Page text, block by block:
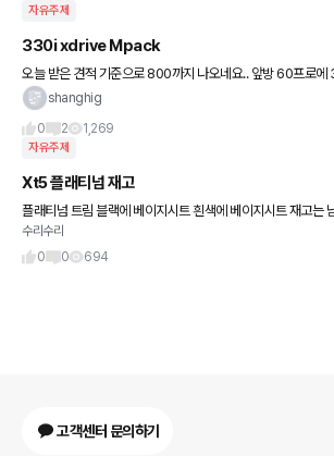
자유주제
330i xdrive Mpack
오늘 받은 견적 기준으로 800까지 나오네요.. 앞방 60프로에
인이 엄청 더 나올것 같지는 않은데.. 혹시 더 많이 받으신분 계신가요? 걍 지를지..고민이
shanghig
0
2 1,269
자유주제
Xt5 플래티넘 재고
플래티넘 트림 블랙에 베이지
수리수리
0
0 694
고객센터 문의하기